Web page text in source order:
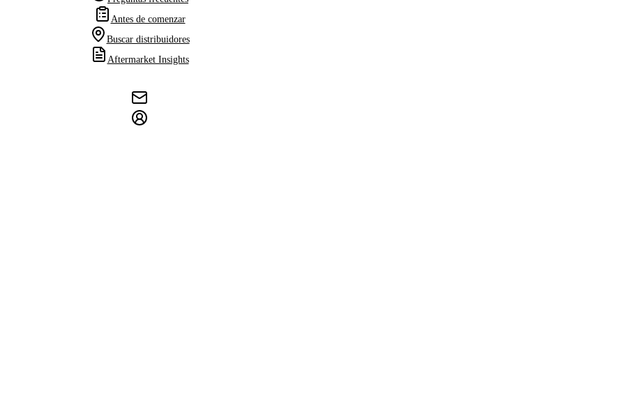
Antes de comenzar
Buscar distribuidores
Aftermarket Insights